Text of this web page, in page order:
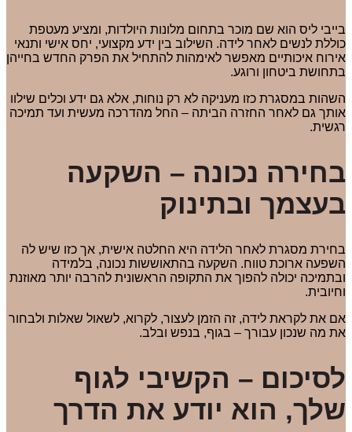
בייבי ליס הוא שם מוכר בתחום מלונות היולדות, ומציע מעטפת
כוללת לנשים לאחר לידה. השילוב בין ידע מקצועי, יחס אישי ותנאי
אירוח איכותיים מאפשר לאימהות להתחיל את הפרק החדש בחייהן
בתחושת ביטחון ורוגע.
השהות במסגרת כזו מעניקה לא רק נוחות, אלא גם ידע וכלים שילוו
אותך גם לאחר החזרה הביתה – החל מהדרכה מעשית ועד תמיכה
רגשית.
בחירה נכונה – השקעה
בעצמך ובתינוק
בחירת מסגרת לאחר הלידה היא החלטה אישית, אך כזו שיש לה
השפעה ארוכת טווח. השקעה בהתאוששות נכונה, בלמידה
ובתמיכה יכולה להפוך את התקופה הראשונית להרבה יותר מאוזנת
וחיובית.
אם את לקראת לידה, זה הזמן לעצור, לקרוא, לשאול שאלות ולבחור
את מה שנכון עבורך – בגוף, בנפש ובלב.
לסיכום – הקשיבי לגוף
שלך, הוא יודע את הדרך